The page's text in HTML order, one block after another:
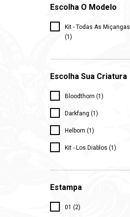
Escolha O Modelo
Kit - Todas As Miçangas
(1)
Escolha Sua Criatura
Bloodthorn (1)
Darkfang (1)
Helborn (1)
Kit - Los Diablos (1)
Estampa
01 (2)